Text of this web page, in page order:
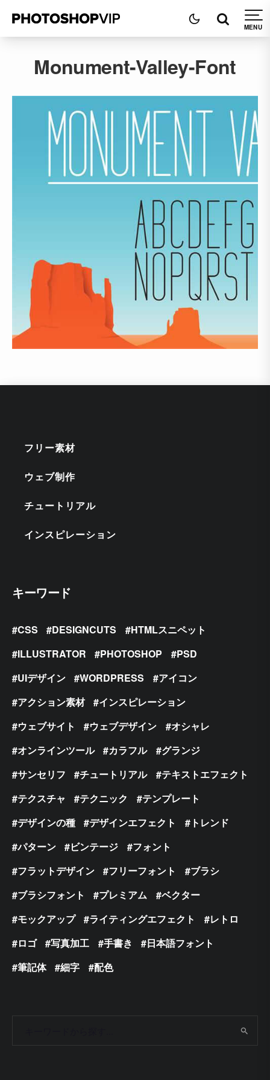
Monument-Valley-Font
フリー素材
ウェブ制作
チュートリアル
インスピレーション
キーワード
CSS DESIGNCUTS
HTMLスニペット
ILLUSTRATOR
PHOTOSHOP
PSD
UIデザイン
WORDPRESS
アイコン
アクション素材
インスピレーション
ウェブサイト
ウェブデザイン
オシャレ
オンラインツール
カラフル
グランジ
サンセリフ
チュートリアル
テキストエフェクト
テクスチャ
テクニック
テンプレート
デザインの種
デザインエフェクト
トレンド
パターン
ビンテージ
フォント
フラットデザイン
フリーフォント
ブラシ
ブラシフォント
プレミアム
ベクター
モックアップ
ライティングエフェクト
レトロ
ロゴ
写真加工 手書き
日本語フォント
筆記体
細字 配色